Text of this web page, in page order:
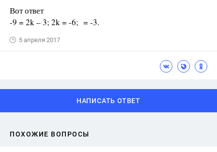
Вот ответ
-9 = 2k – 3; 2k = -6; = -3.
5 апреля 2017
НАПИСАТЬ ОТВЕТ
ПОХОЖИЕ ВОПРОСЫ